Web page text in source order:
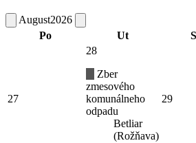
August2026
Po
Ut
27
28
Zber
zmesového
komunálneho
odpadu
Betliar
(Rožňava)
29